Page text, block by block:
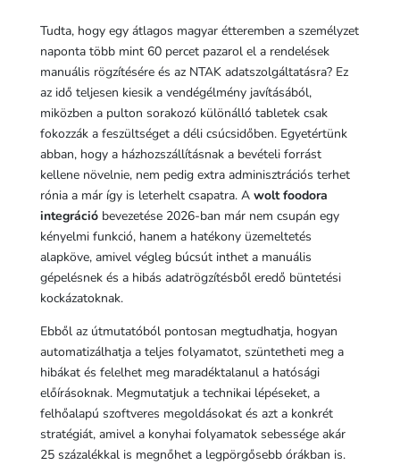
Tudta, hogy egy átlagos magyar étteremben a személyzet
naponta több mint 60 percet pazarol el a rendelések
manuális rögzítésére és az NTAK adatszolgáltatásra? Ez
az idő teljesen kiesik a vendégélmény javításából,
miközben a pulton sorakozó különálló tabletek csak
fokozzák a feszültséget a déli csúcsidőben. Egyetértünk
abban, hogy a házhozszállításnak a bevételi forrást
kellene növelnie, nem pedig extra adminisztrációs terhet
rónia a már így is leterhelt csapatra. A wolt foodora
integrációbevezetése 2026-ban már nem csupán egy
kényelmi funkció, hanem a hatékony üzemeltetés
alapköve, amivel végleg búcsút inthet a manuális
gépelésnek és a hibás adatrögzítésből eredő büntetési
kockázatoknak.
Ebből az útmutatóból pontosan megtudhatja, hogyan
automatizálhatja a teljes folyamatot, szüntetheti meg a
hibákat és felelhet meg maradéktalanul a hatósági
előírásoknak. Megmutatjuk a technikai lépéseket, a
felhőalapú szoftveres megoldásokat és azt a konkrét
stratégiát, amivel a konyhai folyamatok sebessége akár
25 százalékkal is megnőhet a legpörgősebb órákban is.